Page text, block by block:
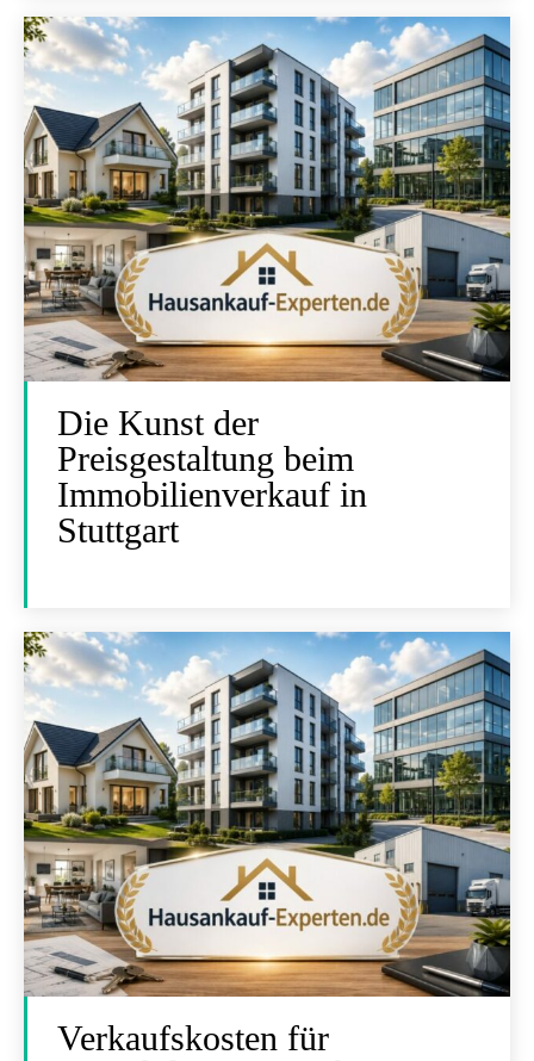
Die Kunst der
Preisgestaltung beim
Immobilienverkauf in
Stuttgart
Verkaufskosten für